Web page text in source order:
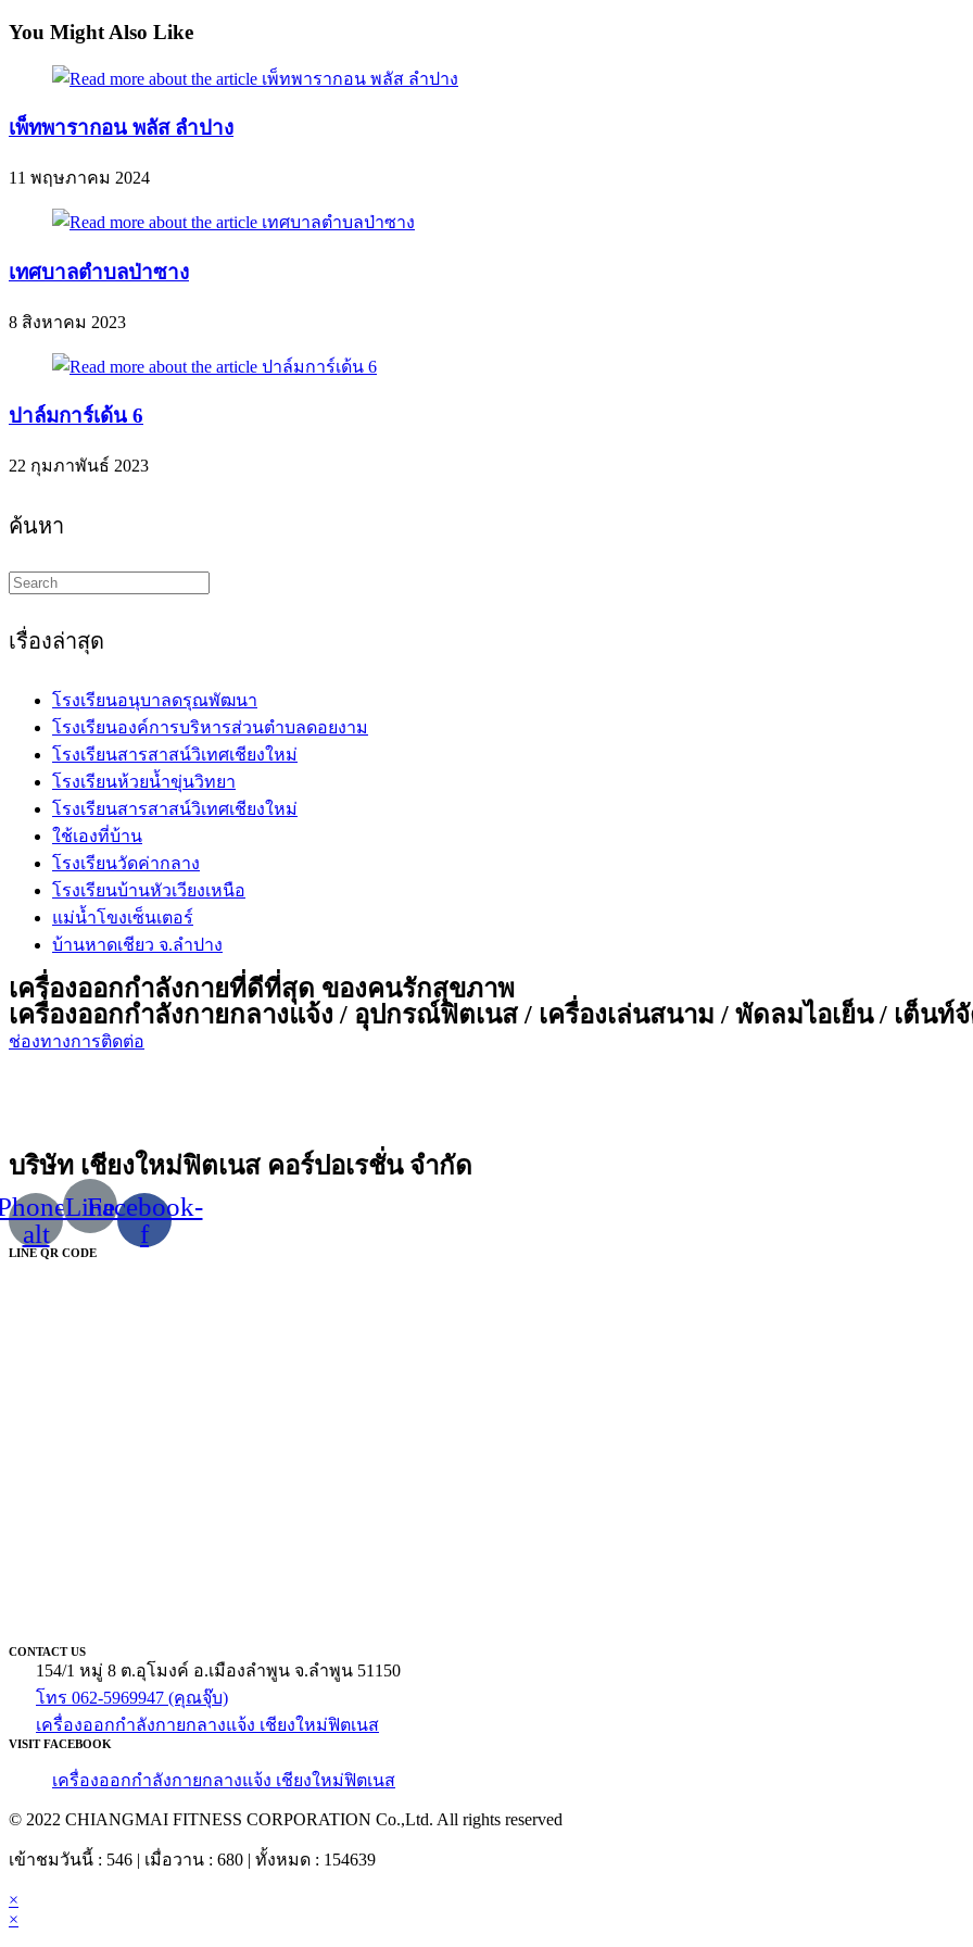
You Might Also Like
เพ็ทพารากอน พลัส ลำปาง
11 พฤษภาคม 2024
เทศบาลตำบลป่าซาง
8 สิงหาคม 2023
ปาล์มการ์เด้น 6
22 กุมภาพันธ์ 2023
ค้นหา
Search
this
เรื่องล่าสุด
โรงเรียนอนุบาลดรุณพัฒนา
โรงเรียนองค์การบริหารส่วนตำบลดอยงาม
โรงเรียนสารสาสน์วิเทศเชียงใหม่
โรงเรียนห้วยน้ำขุ่นวิทยา
โรงเรียนสารสาสน์วิเทศเชียงใหม่
ใช้เองที่บ้าน
โรงเรียนวัดค่ากลาง
โรงเรียนบ้านหัวเวียงเหนือ
แม่น้ำโขงเซ็นเตอร์
บ้านหาดเชียว จ.ลำปาง
เครื่องออกกำลังกายที่ดีที่สุด ของคนรักสุขภาพ
เครื่องออกกำลังกายกลางแจ้ง / อุปกรณ์ฟิตเนส / เครื่องเล่นสนาม / พัดลมไอเย็น / เต็นท์
ช่องทางการติดต่อ
บริษัท เชียงใหม่ฟิตเนส คอร์ปอเรชั่น จำกัด
alt
Line
Facebook-
f
LINE QR CODE
CONTACT US
154/1 หมู่ 8 ต.อุโมงค์ อ.เมืองลำพูน จ.ลำพูน 51150
โทร 062-5969947 (คุณจุ๊บ)
เครื่องออกกำลังกายกลางแจ้ง เชียงใหม่ฟิตเนส
VISIT FACEBOOK
เครื่องออกกำลังกายกลางแจ้ง เชียงใหม่ฟิตเนส
© 2022 CHIANGMAI FITNESS CORPORATION Co.,Ltd. All rights reserved
เข้าชมวันนี้ : 546 | เมื่อวาน : 680 | ทั้งหมด : 154639
×
×